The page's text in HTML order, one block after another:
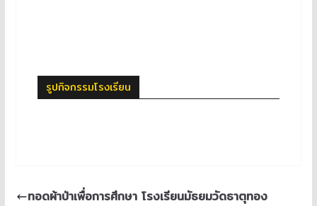
รูปกิจกรรมโรงเรียน
ทอดผ้าป่าเพื่อการศึกษา โรงเรียนมัธยมวัดธาตุทอง